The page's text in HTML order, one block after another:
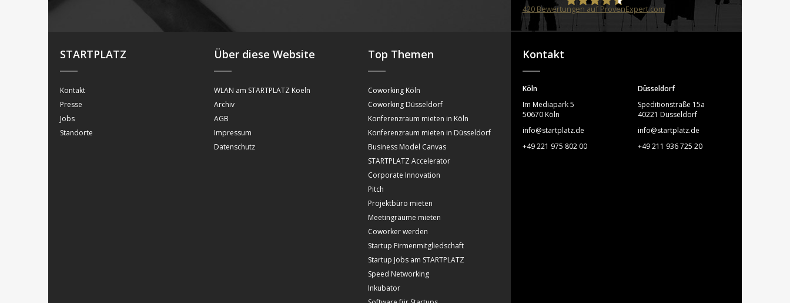
STARTPLATZ
420Bewertungen auf ProvenExpert.com
STARTPLATZ
Kontakt
Presse
Jobs
Standorte
Über diese Website
WLAN am STARTPLATZ Koeln
Archiv
AGB
Impressum
Datenschutz
Top Themen
Coworking Köln
Coworking Düsseldorf
Konferenzraum mieten in Köln
Konferenzraum mieten in Düsseldorf
Business Model Canvas
STARTPLATZ Accelerator
Corporate Innovation
Pitch
Projektbüro mieten
Meetingräume mieten
Coworker werden
Startup Firmenmitgliedschaft
Startup Jobs am STARTPLATZ
Speed Networking
Inkubator
Kontakt
Köln
Im Mediapark 5
50670 Köln
info@startplatz.de
+49 221 975 802 00
Düsseldorf
Speditionstraße 15a
40221 Düsseldorf
info@startplatz.de
+49 211 936 725 20